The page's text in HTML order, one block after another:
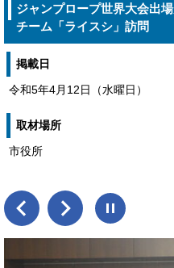
ジャンプロープ世界大会出
チーム「ライスシ」訪問
掲載日
令和5年4月12日（水曜日）
取材場所
市役所